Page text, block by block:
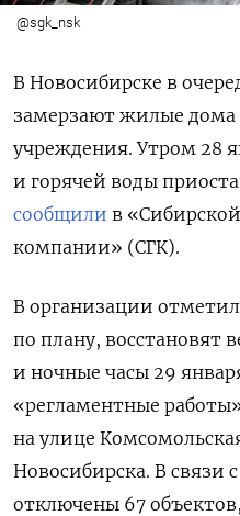
@sgk_nsk
В Новосибирске в
замерзают жилые дома
учреждения. Утром 28
и горячей воды
сообщили в
компании» (СГК).
В организации
по плану, восстановят
и ночные часы 29
«регламентные
на улице
Новосибирска. В связи
отключены 67